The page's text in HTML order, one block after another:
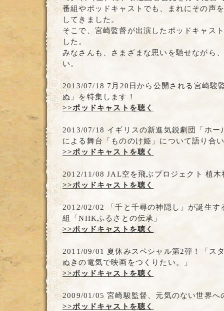
番組やポッドキャストでも、まれにその声
してきました。
そこで、宮崎監督が出演したポッドキャス
した。
みなさんも、さまざまな思いを馳せながら
い。
2013/07/18 7月20日から公開される宮崎駿
ぬ」を特集します！
>>ポッドキャストを聴く
2013/07/18 イギリスの新進気鋭劇団「ホー
による舞台「もののけ姫」について語り合
>>ポッドキャストを聴く
2012/11/08 JAL空を飛ぶプロジェクト 植木
>>ポッドキャストを聴く
2012/02/02 「千と千尋の神隠し」が誕生す
組「NHKふるさとの伝承」
>>ポッドキャストを聴く
2011/09/01 夏休みスペシャル第2弾！「ス
ぬきの電気で映画をつくりたい。」
>>ポッドキャストを聴く
2009/01/05 宮崎駿監督、元気のない世界へ
>>ポッドキャストを聴く